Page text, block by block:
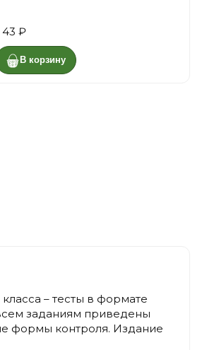
43 ₽
В корзину
– тесты в формате
заданиям приведены
формы контроля. Издание